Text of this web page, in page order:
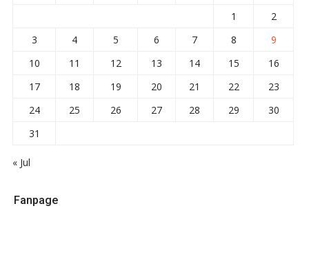
1
2
3
4 5 6 7 8
9
10
11 12 13 14 15
16
17
18 19 20 21 22
23
24
25 26 27 28 29
30
31
« Jul
Fanpage